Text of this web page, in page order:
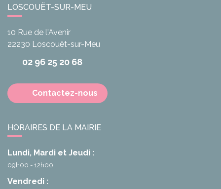
LOSCOUËT-SUR-MEU
10 Rue de l'Avenir
22230 Loscouët-sur-Meu
02 96 25 20 68
Contactez-nous
HORAIRES DE LA MAIRIE
Lundi, Mardi et Jeudi :
09h00 - 12h00
Vendredi :